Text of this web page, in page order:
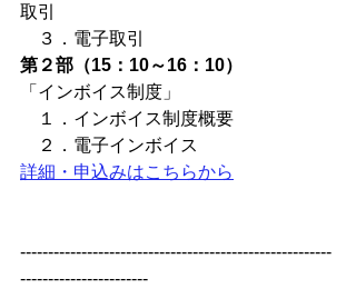
取引
３．電子取引
第２部（15：10～16：10）
「インボイス制度」
１．インボイス制度概要
２．電子インボイス
詳細・申込みはこちらから
--------------------------------------------------------
-----------------------